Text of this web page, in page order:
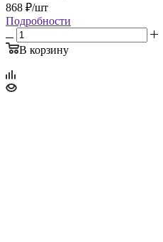
868 ₽/шт
Подробности
В корзину